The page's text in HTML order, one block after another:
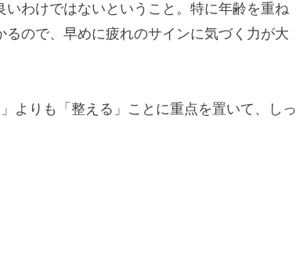
わけではないということ。特に年齢を重ね
ので、早めに疲れのサインに気づく力が大
よりも「整える」ことに重点を置いて、しっ